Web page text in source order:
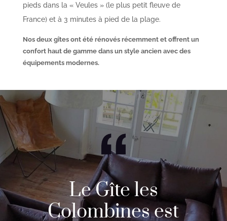
pieds dans la « Veules » (le plus petit fleuve de
France) et à 3 minutes à pied de la plage.
Nos deux gîtes ont été rénovés récemment et offrent un
confort haut de gamme dans un style ancien avec des
équipements modernes.
Le Gîte les
Colombines est